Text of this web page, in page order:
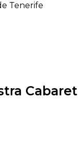
Tenerife
Cabaret